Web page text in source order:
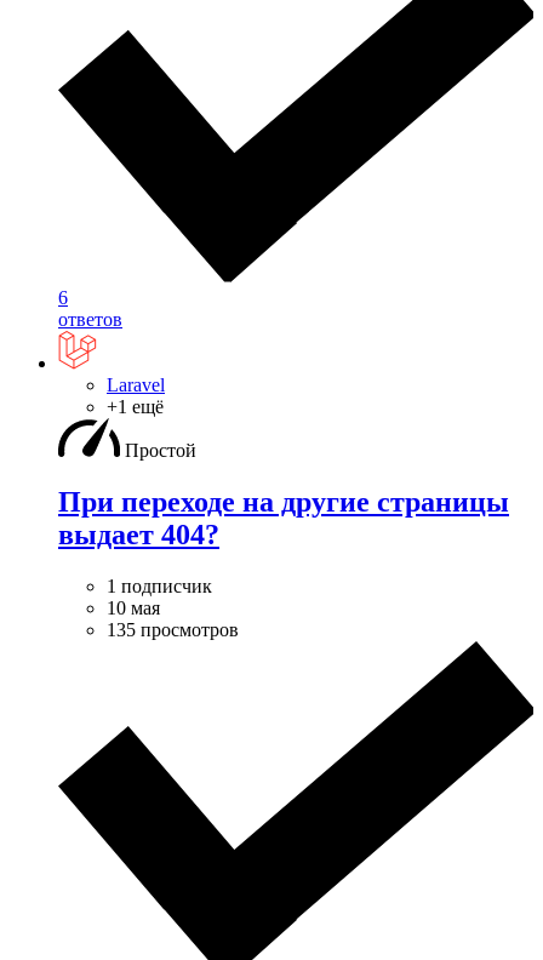
6
ответов
Laravel
+1 ещё
Простой
При переходе на другие страницы
выдает 404?
1 подписчик
10 мая
135 просмотров